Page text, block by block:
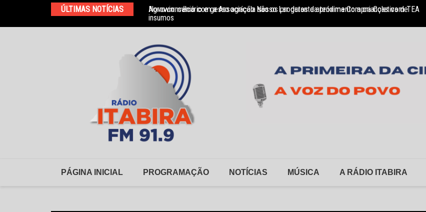
o
ÚLTIMAS NOTÍCIAS
Agrowin: calcário e gesso agrícola são os produtos da próxima Compra Coletiva de
insumos
Novo convênio com a Associação Nosso Lar garante atendimento a crianças com TEA
PÁGINA INICIAL PROGRAMAÇÃO NOTÍCIAS MÚSICA A RÁDIO ITABIRA